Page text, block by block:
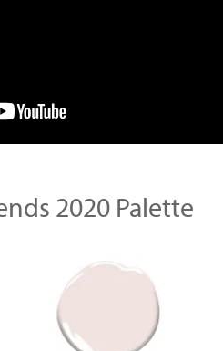
2020 Palette